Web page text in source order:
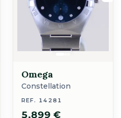
Omega
Constellation
REF. 14281
5.899 €